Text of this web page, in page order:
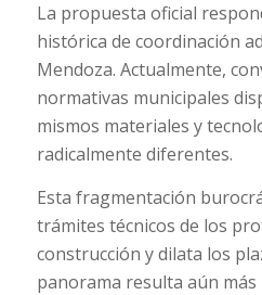
La propuesta oficial
histórica de coordinación
Mendoza. Actualmente,
normativas municipales
mismos materiales y
radicalmente diferentes.
Esta fragmentación
trámites técnicos de los
construcción y dilata los
panorama resulta aún